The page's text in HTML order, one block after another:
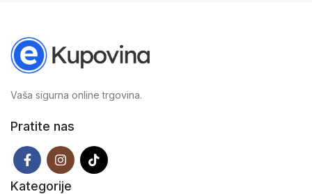
Vaša sigurna online trgovina.
Pratite nas
Kategorije